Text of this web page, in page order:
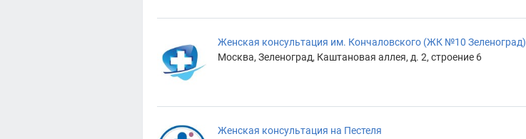
Женская консультация им. Кончаловского (ЖК №10 Зеленоград)
Москва, Зеленоград, Каштановая аллея, д. 2, строение 6
Женская консультация на Пестеля